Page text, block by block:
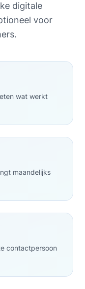
digitale
voor
wat werkt
maandelijks
contactpersoon